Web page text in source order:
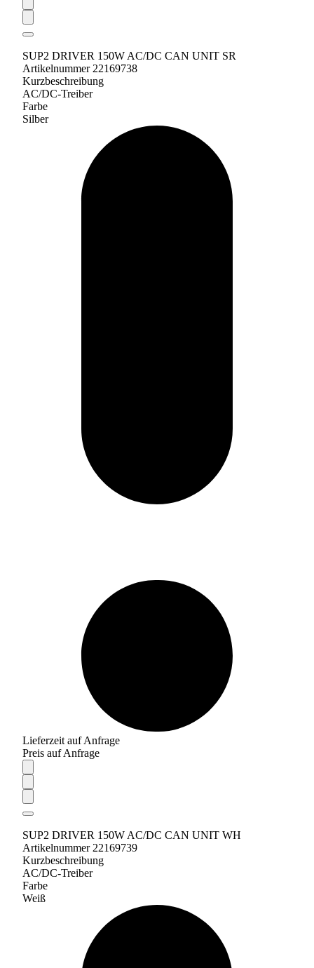
SUP2 DRIVER 150W AC/DC CAN UNIT SR
Artikelnummer 22169738
Kurzbeschreibung
AC/DC-Treiber
Farbe
Silber
Lieferzeit auf Anfrage
Preis auf Anfrage
SUP2 DRIVER 150W AC/DC CAN UNIT WH
Artikelnummer 22169739
Kurzbeschreibung
AC/DC-Treiber
Farbe
Weiß